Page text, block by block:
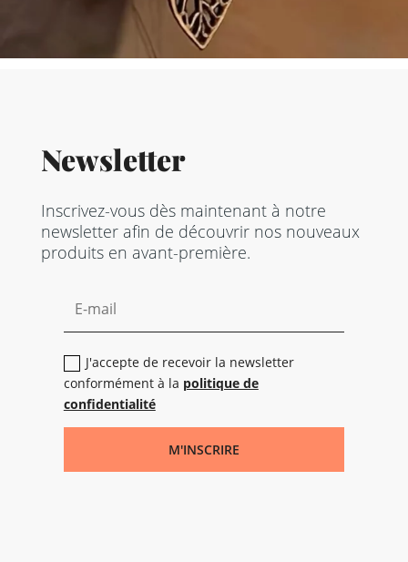
Newsletter
Inscrivez-vous dès maintenant à notre
newsletter afin de découvrir nos nouveaux
produits en avant-première.
J'accepte de recevoir la newsletter
conformément à la politique de
confidentialité
M'INSCRIRE